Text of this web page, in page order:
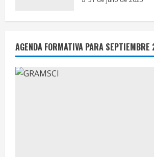
DESAFÍOS GEOPOLÍTICOS QUE
VENEZUELA EN LA ACTUALIDAD
12 de agosto de 2025
AGENDA FORMATIVA PARA